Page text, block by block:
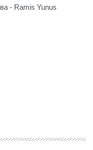
- Ramis Yunus